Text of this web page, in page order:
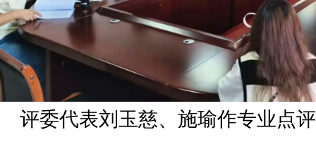
评委代表刘玉慈、施瑜作专业点